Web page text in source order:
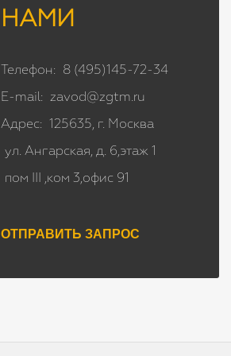
НАМИ
Телефон: 8 (495)145-72-34
E-mail: zavod@zgtm.ru
Адрес: 125635, г. Москва
ул. Ангарская, д. 6,этаж 1
пом III ,ком 3,офис 91
ОТПРАВИТЬ ЗАПРОС